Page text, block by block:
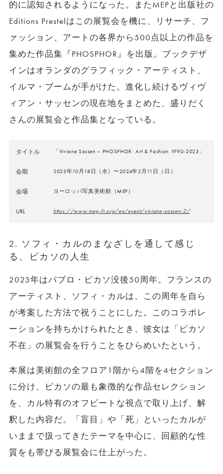
的に認知されるようになった。またMEPと出版社の
Editions Prestelはこの展覧会を機に、リサーチ、フ
ァッション、アートの各界から500点以上の作品を
集めた作品集『PHOSPHOR』を出版。ブックデザ
インはオランダのグラフィック・アーティスト、
イルマ・ブームが手がけた。進化し続けるヴィヴ
ィアン・サッセンの現在地をまとめた、盛りだく
さんの展覧会と作品集となっている。
タイトル 「Viviane Sassen – PHOSPHOR: Art & Fashion 1990-2023」
会期 2023年10月18日（水）〜2024年2月11日（日）
会場 ヨーロッパ写真美術館（MEP）
URL https://www.mep-fr.org/en/event/viviane-sassen-2/
2. ソフィ・カルのまなざしを通して感じ
る、ピカソの人生
2023年はパブロ・ピカソ没後50周年。フランスの
アーティスト、ソフィ・カルは、この周年を自ら
が考案した方法で祝うことにした。このコラボレ
ーションを持ちかけられたとき、彼女は「ピカソ
不在」の展覧会を行うことをひらめいたという。
本展は美術館の全フロア1階から4階を4セクション
に分け、ピカソの最も象徴的な作品セレクション
を、カル特有のオフビートな視点で取り上げ、解
釈した内容だ。「盲目」や「死」といったカルが
いままで扱ってきたテーマを中心に、回顧的な性
質をも帯びる展覧会に仕上がった。